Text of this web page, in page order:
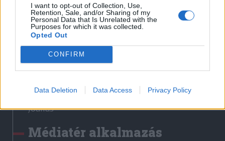
I want to opt-out of Collection, Use,
Retention, Sale, and/or Sharing of my
Personal Data that Is Unrelated with the
Purposes for which it was collected.
Opted Out
CONFIRM
Data Deletion Data Access Privacy Policy
Liget
Krónika
Bihari Napló
Erdélyi Napló
Főtér
Rádió GaGa
Jóállás
Médiatér alkalmazás